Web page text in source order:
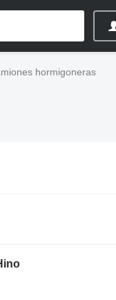
hormigoneras